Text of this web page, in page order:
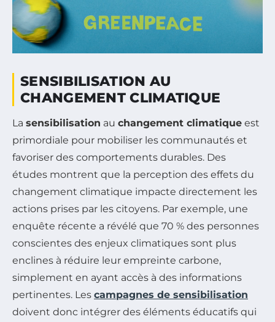
SENSIBILISATION AU
CHANGEMENT CLIMATIQUE
La sensibilisation au changement climatique est
primordiale pour mobiliser les communautés et
favoriser des comportements durables. Des
études montrent que la perception des effets du
changement climatique impacte directement les
actions prises par les citoyens. Par exemple, une
enquête récente a révélé que 70 % des personnes
conscientes des enjeux climatiques sont plus
enclines à réduire leur empreinte carbone,
simplement en ayant accès à des informations
pertinentes. Les campagnes de sensibilisation
doivent donc intégrer des éléments éducatifs qui